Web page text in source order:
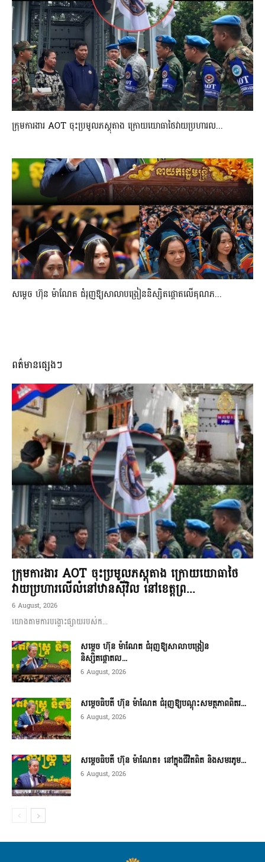
ក្រុមការងារ AOT ចុះប្រមូលភស្តុតាង ក្រោយយោធាថៃវាយប្រហារល...
សម្តេច ហ៊ុន ម៉ាណែត ជំរុញឱ្យសាលាបង្រៀននិស្សិតផ្តោតលើគុណភ...
ពត៌មានផ្សេងៗ
ក្រុមការងារ AOT ចុះប្រមូលភស្តុតាង ក្រោយយោធាថៃ
វាយប្រហារលើលំនៅឋានស៊ីវិល នៅខេត្តព្រ...
6 August, 2026
យោងតាមការបង្ហោះផ្សាយរបស់ក...
សម្តេច ហ៊ុន ម៉ាណែត ជំរុញឱ្យសាលាបង្រៀន
និស្សិតផ្តោតល...
6 August, 2026
សម្តេចធិបតី ហ៊ុន ម៉ាណែត ជំរុញឱ្យបណ្តុះសមត្ថភាពពិតរ...
6 August, 2026
សម្តេចធិបតី ហ៊ុន ម៉ាណែត៖ នៅក្នុងជីវិតពិត និងសមរភូម...
6 August, 2026